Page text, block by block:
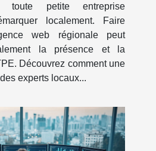
toute petite entreprise
localement. Faire
web régionale peut
la présence et la
Découvrez comment une
experts locaux...